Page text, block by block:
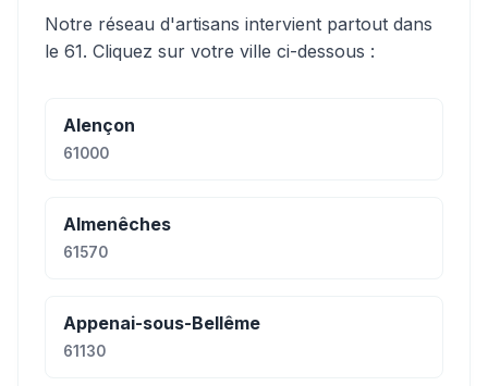
Notre réseau d'artisans intervient partout dans
le 61. Cliquez sur votre ville ci-dessous :
Alençon
61000
Almenêches
61570
Appenai-sous-Bellême
61130